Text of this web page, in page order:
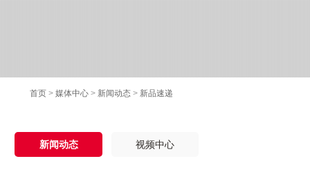
首页 > 媒体中心 > 新闻动态 > 新品速递
新闻动态 视频中心